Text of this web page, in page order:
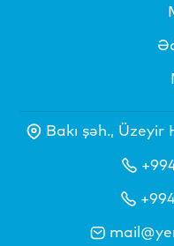
Bakı şəh., Üzeyir